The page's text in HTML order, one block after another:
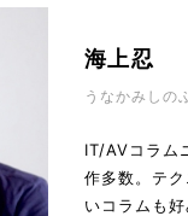
海上忍
うなかみしの
IT/AVコラム
作多数。テ
いコラムも